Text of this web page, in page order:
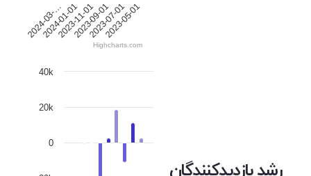
2024-03-…
2024-01-01
2023-11-01
2023-09-01
2023-07-01
2023-05-01
Highcharts.com
رشد بازدیدکنندگان
0
20k
40k